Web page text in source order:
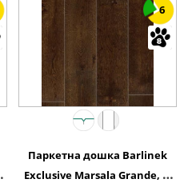
6
Паркетна дошка Barlinek
Exclusive Marsala Grande, 1-